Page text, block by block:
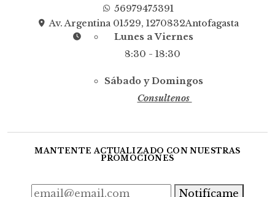
56979475391
Av. Argentina 01529, 1270832Antofagasta
Lunes a Viernes
8:30 - 18:30
Sábado y Domingos
Consultenos
MANTENTE ACTUALIZADO CON NUESTRAS
PROMOCIONES
Notifícame